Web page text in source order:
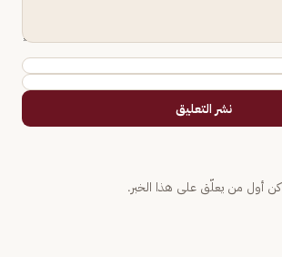
نشر التعليق
كن أول من يعلّق على هذا الخبر.